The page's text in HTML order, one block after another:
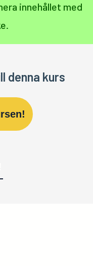
innehållet med
denna kurs